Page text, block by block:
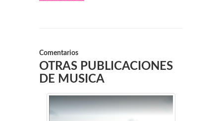
Comentarios
OTRAS PUBLICACIONES
DE MUSICA